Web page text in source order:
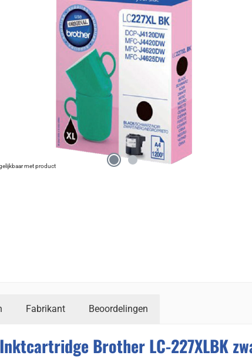
met product
Fabrikant Beoordelingen
Brother LC-227XLBK